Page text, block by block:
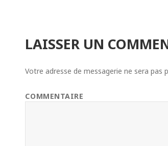
LAISSER UN
Votre adresse de messagerie ne sera pas
COMMENTAIRE